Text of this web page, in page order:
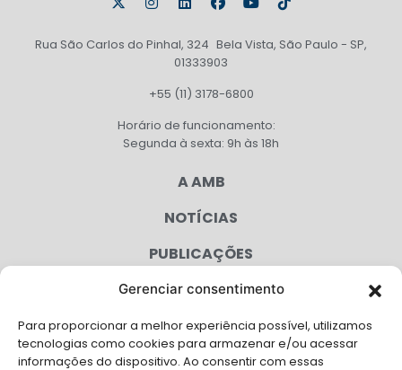
Gerenciar consentimento
Para proporcionar a melhor experiência possível, utilizamos
tecnologias como cookies para armazenar e/ou acessar
informações do dispositivo. Ao consentir com essas
Rua São Carlos do Pinhal, 324 Bela Vista, São Paulo - SP,
01333903
+55 (11) 3178-6800
Horário de funcionamento:
Segunda à sexta: 9h às 18h
A AMB
NOTÍCIAS
PUBLICAÇÕES
CONGRESSO
AGENDA